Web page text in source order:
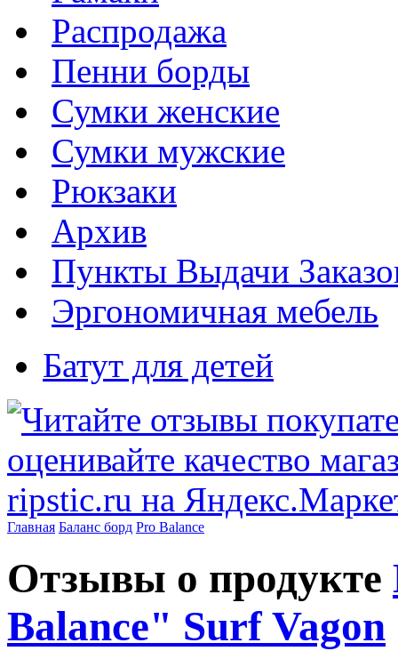
Распродажа
Пенни борды
Сумки женские
Сумки мужские
Рюкзаки
Архив
Пункты Выдачи
Эргономичная мебель
Батут для детей
Главная Баланс борд Pro Balance
Отзывы о продукте
Balance" Surf Vagon